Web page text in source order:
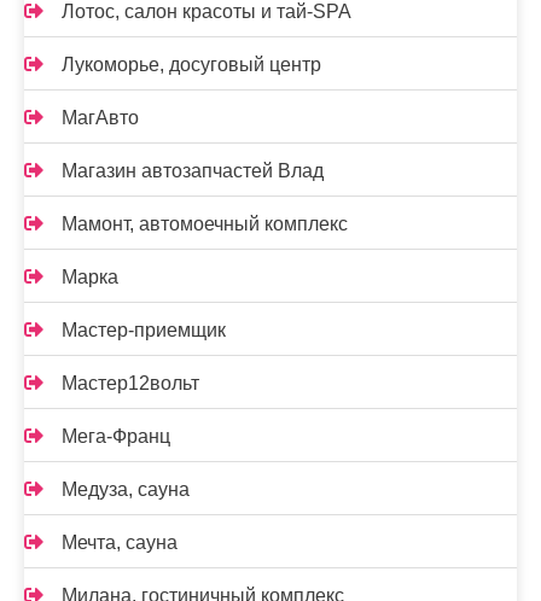
Лотос, салон красоты и тай-SPA
Лукоморье, досуговый центр
МагАвто
Магазин автозапчастей Влад
Мамонт, автомоечный комплекс
Марка
Мастер-приемщик
Мастер12вольт
Мега-Франц
Медуза, сауна
Мечта, сауна
Милана, гостиничный комплекс